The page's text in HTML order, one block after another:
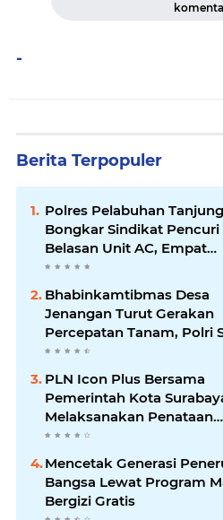
-
Berita Terpopuler
Polres Pelabuhan
Bongkar Sindikat Pencuri
Belasan Unit AC, Empat
Tersangka Diamankan
Bhabinkamtibmas Desa
Jenangan Turut Gerakan
Percepatan Tanam, Polri
Kawal Swasembada
Kabupaten Ponorogo
PLN Icon Plus Bersama
Pemerintah Kota
Melaksanakan Penataan
Jaringan Di Area Kota
Mencetak Generasi
Bangsa Lewat Program
Bergizi Gratis